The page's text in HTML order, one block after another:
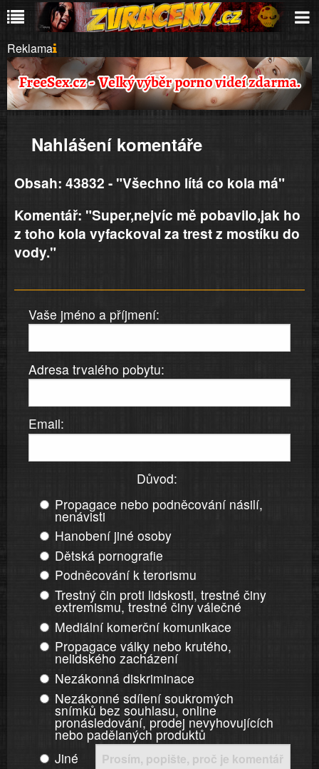
Reklama
Nahlášení komentáře
Obsah: 43832 - "Všechno lítá co kola má"
Komentář: "Super,nejvíc mě pobavilo,jak ho
z toho kola vyfackoval za trest z mostíku do
vody."
Vaše jméno a příjmení:
Adresa trvalého pobytu:
Email:
Důvod:
Propagace nebo podněcování násilí,
nenávisti
Hanobení jiné osoby
Dětská pornografie
Podněcování k terorismu
Trestný čin proti lidskosti, trestné činy
extremismu, trestné činy válečné
Mediální komerční komunikace
Propagace války nebo krutého,
nelidského zacházení
Nezákonná diskriminace
Nezákonné sdílení soukromých
snímků bez souhlasu, online
pronásledování, prodej nevyhovujících
nebo padělaných produktů
Jiné